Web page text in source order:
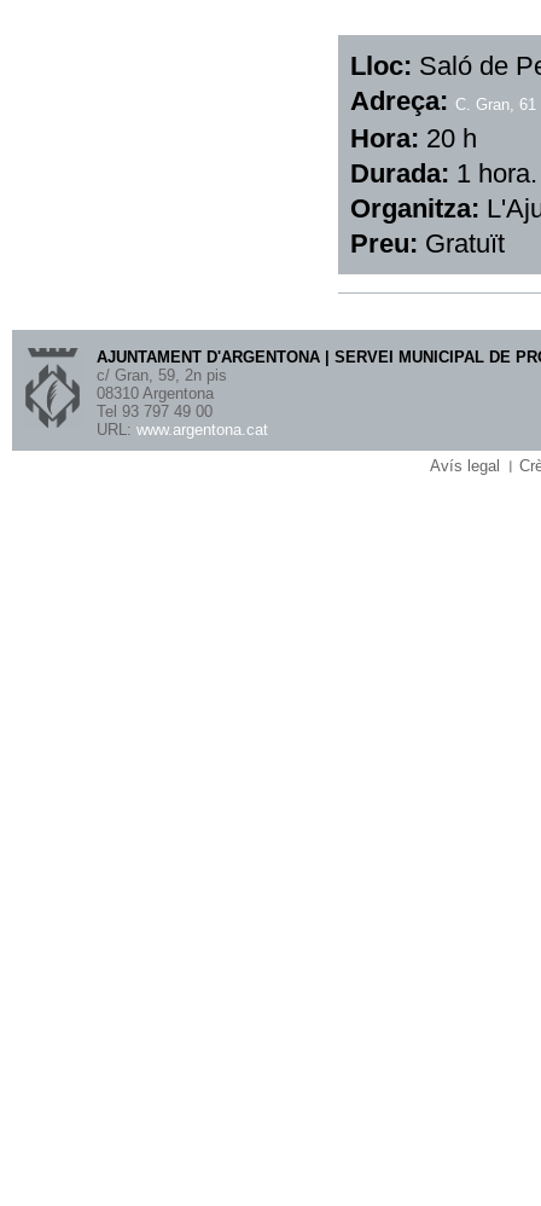
Lloc: Saló de
Adreça: C. Gran, 61
Hora: 20 h
Durada: 1
Organitza:
Preu: Gratuït
AJUNTAMENT D'ARGENTONA | SERVEI MUNICIPAL DE
c/ Gran, 59, 2n pis
08310 Argentona
Tel 93 797 49 00
URL: www.argentona.cat
Avís legal